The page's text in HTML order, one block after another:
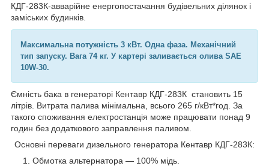
КДГ-283К-авварійне енергопостачання будівельних ділянок і
заміських будинків.
Максимальна потужність 3 кВт. Одна фаза. Механічний
тип запуску. Вага 74 кг. У картері заливається олива SAE
10W-30.
Ємність бака в генераторі Кентавр КДГ-283К становить 15
літрів. Витрата палива мінімальна, всього 265 г/кВт*год. За
такого споживання електростанція може працювати понад 9
годин без додаткового заправлення паливом.
Основні переваги дизельного генератора Кентавр КДГ-283К:
Обмотка альтернатора — 100% мідь.